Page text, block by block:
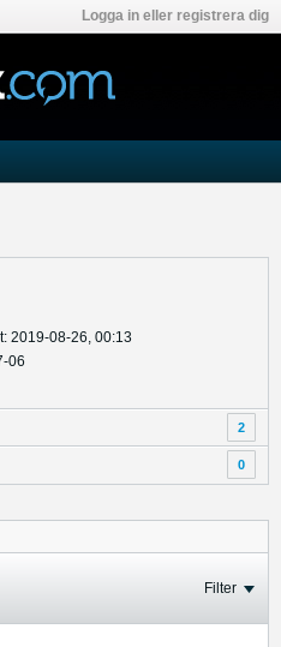
Logga in eller registrera dig
2019-08-26, 00:13
06
2
0
Filter